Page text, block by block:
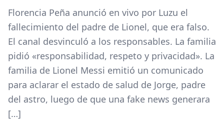
Florencia Peña anunció en vivo por Luzu el
fallecimiento del padre de Lionel, que era falso.
El canal desvinculó a los responsables. La familia
pidió «responsabilidad, respeto y privacidad». La
familia de Lionel Messi emitió un comunicado
para aclarar el estado de salud de Jorge, padre
del astro, luego de que una fake news generara
[…]